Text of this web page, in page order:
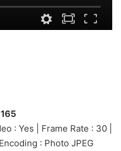
: Yes | Frame Rate : 30 |
: Photo JPEG